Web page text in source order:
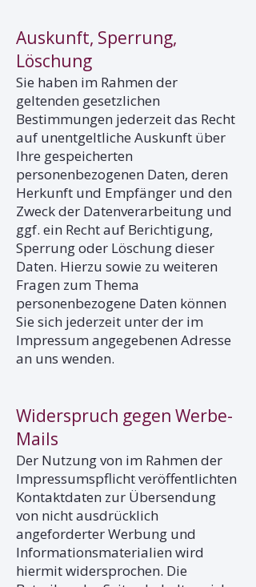
Auskunft, Sperrung,
Löschung
Sie haben im Rahmen der
geltenden gesetzlichen
Bestimmungen jederzeit das Recht
auf unentgeltliche Auskunft über
Ihre gespeicherten
personenbezogenen Daten, deren
Herkunft und Empfänger und den
Zweck der Datenverarbeitung und
ggf. ein Recht auf Berichtigung,
Sperrung oder Löschung dieser
Daten. Hierzu sowie zu weiteren
Fragen zum Thema
personenbezogene Daten können
Sie sich jederzeit unter der im
Impressum angegebenen Adresse
an uns wenden.
Widerspruch gegen Werbe-
Mails
Der Nutzung von im Rahmen der
Impressumspflicht veröffentlichten
Kontaktdaten zur Übersendung
von nicht ausdrücklich
angeforderter Werbung und
Informationsmaterialien wird
hiermit widersprochen. Die